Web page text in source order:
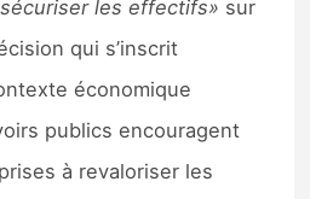
les effectifs» sur
qui s’inscrit
économique
publics encouragent
à revaloriser les